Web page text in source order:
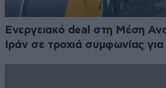
Ενεργειακό deal στη Μέση
Ιράν σε τροχιά συμφωνίας